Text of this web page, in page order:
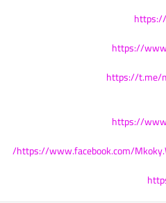
https://
https://t.me/
https://
https://www.facebook.com/